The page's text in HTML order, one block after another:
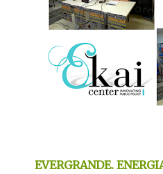
EVERGRANDE.